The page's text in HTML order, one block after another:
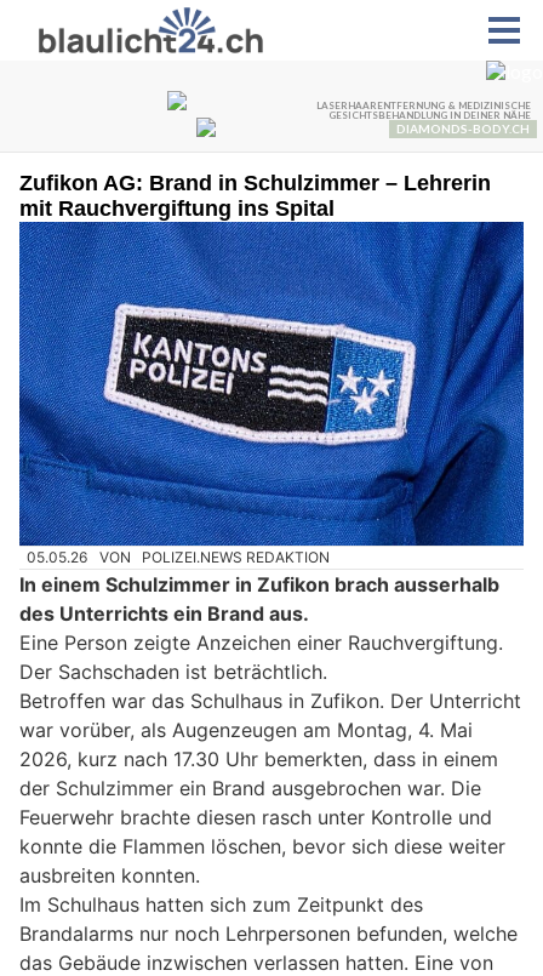
Zufikon AG: Brand in Schulzimmer – Lehrerin
mit Rauchvergiftung ins Spital
05.05.26 VON POLIZEI.NEWS REDAKTION
In einem Schulzimmer in Zufikon brach ausserhalb
des Unterrichts ein Brand aus.
Eine Person zeigte Anzeichen einer Rauchvergiftung.
Der Sachschaden ist beträchtlich.
Betroffen war das Schulhaus in Zufikon. Der Unterricht
war vorüber, als Augenzeugen am Montag, 4. Mai
2026, kurz nach 17.30 Uhr bemerkten, dass in einem
der Schulzimmer ein Brand ausgebrochen war. Die
Feuerwehr brachte diesen rasch unter Kontrolle und
konnte die Flammen löschen, bevor sich diese weiter
ausbreiten konnten.
Im Schulhaus hatten sich zum Zeitpunkt des
Brandalarms nur noch Lehrpersonen befunden, welche
das Gebäude inzwischen verlassen hatten. Eine von